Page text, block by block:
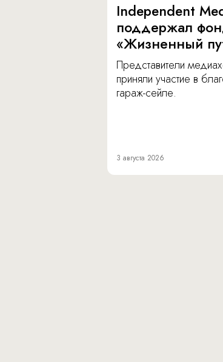
Independent
поддержал
«Жизненный
Представители
приняли участие в
гараж-сейле.
3 августа 2026